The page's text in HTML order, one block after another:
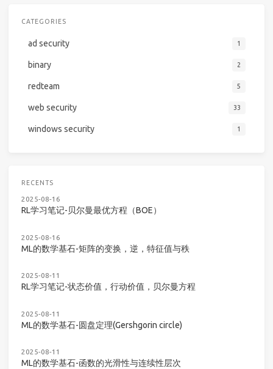
CATEGORIES
ad security 1
binary 2
redteam 5
web security 33
windows security 1
RECENTS
2025-08-16
RL学习笔记-贝尔曼最优方程（BOE）
2025-08-16
ML的数学基石-矩阵的变换，逆，特征值与秩
2025-08-11
RL学习笔记-状态价值，行动价值，贝尔曼方程
2025-08-11
ML的数学基石-圆盘定理(Gershgorin circle)
2025-08-11
ML的数学基石-函数的光滑性与连续性层次